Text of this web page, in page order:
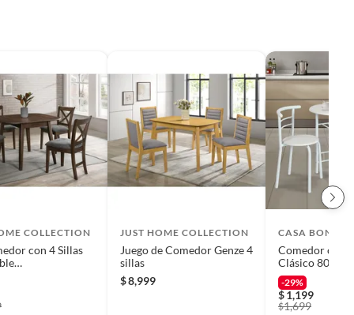
COLLECTION
con 4 Sillas
cm
JUST HOME COLLECTION
Juego de Comedor Genze 4
sillas
$8,999
CASA BONITA
Comedor con
Clásico
-29%
$1,199
$1,699